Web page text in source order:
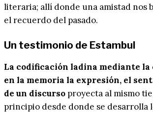
literaria; allí donde una amistad nos
el recuerdo del pasado.
Un testimonio de Estambul
La codificación ladina mediante la
en la memoria la expresión, el
de un discurso proyecta al mismo
principio desde donde se desarrolla